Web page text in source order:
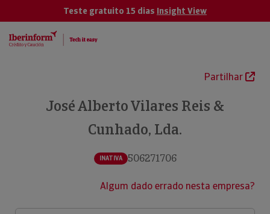
Teste gratuito 15 dias Insight View
Partilhar
José Alberto Vilares Reis &
Cunhado, Lda.
INATIVA 506271706
Algum dado errado nesta empresa?